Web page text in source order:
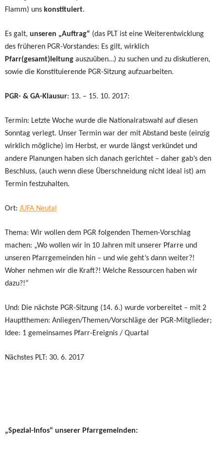
Flamm) uns konstituiert.
Es galt, unseren „Auftrag“ (das PLT ist eine Weiterentwicklung
des früheren PGR-Vorstandes: Es gilt, wirklich
Pfarr(gesamt)leitung auszuüben…) zu suchen und zu diskutieren,
sowie die Konstituierende PGR-Sitzung aufzuarbeiten.
PGR- & GA-Klausur: 13. – 15. 10. 2017:
Termin: Letzte Woche wurde die Nationalratswahl auf diesen
Sonntag verlegt. Unser Termin war der mit Abstand beste (einzig
wirklich mögliche) im Herbst, er wurde längst verkündet und
andere Planungen haben sich danach gerichtet – daher gab’s den
Beschluss, (auch wenn diese Überschneidung nicht ideal ist) am
Termin festzuhalten.
Ort: JUFA Neutal
Thema: Wir wollen dem PGR folgenden Themen-Vorschlag
machen: „Wo wollen wir in 10 Jahren mit unserer Pfarre und
unseren Pfarrgemeinden hin – und wie geht’s dann weiter?!
Woher nehmen wir die Kraft?! Welche Ressourcen haben wir
dazu?!“
Und: Die nächste PGR-Sitzung (14. 6.) wurde vorbereitet – mit 2
Hauptthemen: Anliegen/Themen/Vorschläge der PGR-Mitglieder;
Idee: 1 gemeinsames Pfarr-Ereignis / Quartal
Nächstes PLT: 30. 6. 2017
„Spezial-Infos“ unserer Pfarrgemeinden: